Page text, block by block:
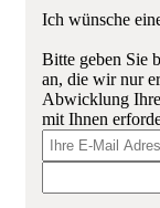
Ich wünsche
Bitte geben Sie
an, die wir nur
Abwicklung
mit Ihnen